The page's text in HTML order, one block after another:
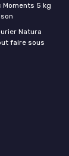
Moments 5 kg
Natura
faire sous